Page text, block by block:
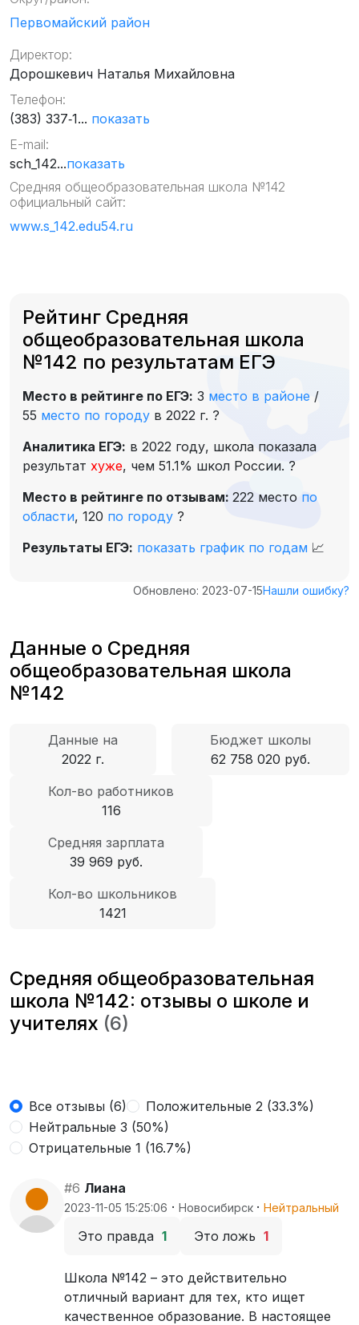
Первомайский район
Директор:
Дорошкевич Наталья Михайловна
Телефон:
(383) 337‑1... показать
E-mail:
sch_142...показать
Средняя общеобразовательная школа №142
официальный сайт:
www.s_142.edu54.ru
Рейтинг Средняя
общеобразовательная школа
№142 по результатам ЕГЭ
Место в рейтинге по ЕГЭ: 3 место в районе /
55 место по городу в 2022 г. ?
Аналитика ЕГЭ: в 2022 году, школа показала
результат хуже, чем 51.1% школ России. ?
Место в рейтинге по отзывам: 222 место по
области, 120 по городу ?
Результаты ЕГЭ: показать график по годам 📈
Обновлено: 2023-07-15Нашли ошибку?
Данные о Средняя
общеобразовательная школа
№142
Данные на
2022 г.
Бюджет школы
62 758 020 руб.
Кол-во работников
116
Средняя зарплата
39 969 руб.
Кол-во школьников
1421
Средняя общеобразовательная
школа №142: отзывы о школе и
учителях (6)
Все отзывы (6)
Положительные 2 (33.3%)
Нейтральные 3 (50%)
Отрицательные 1 (16.7%)
#6 Лиана
2023-11-05 15:25:06 · Новосибирск · Нейтральный
Это правда 1 Это ложь 1
Школа №142 – это действительно
отличный вариант для тех, кто ищет
качественное образование. В настоящее